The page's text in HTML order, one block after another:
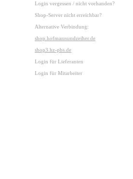
Login vergessen / nicht vorhanden?
Shop-Server nicht erreichbar?
Alternative Verbindung:
shop.hofmannundzeiher.de
shop3.hz-pbs.de
Login für Lieferanten
Login für Mitarbeiter